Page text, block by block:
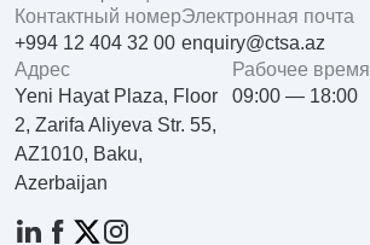
Контактный номер
+994 12 404 32 00
Электронная почта
enquiry@ctsa.az
Aдрес
Yeni Hayat Plaza, Floor
2, Zarifa Aliyeva Str. 55,
AZ1010, Baku,
Azerbaijan
Рабочее время
09:00 — 18:00